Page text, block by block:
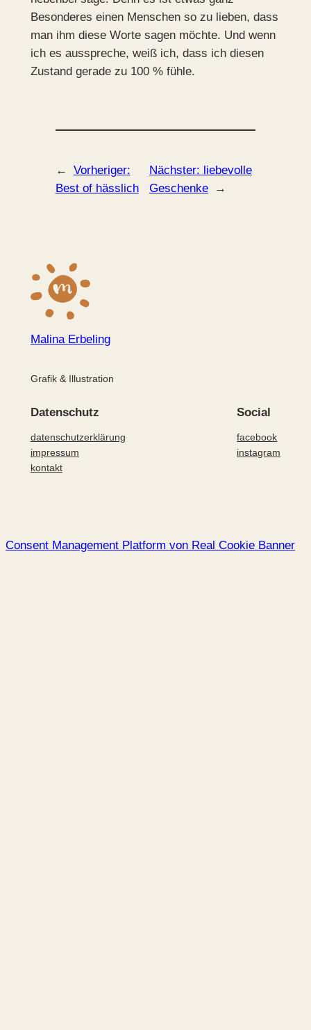
Besonderes einen Menschen so zu lieben, dass
man ihm diese Worte sagen möchte. Und wenn
ich es ausspreche, weiß ich, dass ich diesen
Zustand gerade zu 100 % fühle.
←
Vorheriger:
Best of hässlich
Nächster: liebevolle
Geschenke
→
Malina Erbeling
Grafik & Illustration
Datenschutz
datenschutzerklärung
impressum
kontakt
Social
facebook
instagram
Consent Management Platform von Real Cookie Banner